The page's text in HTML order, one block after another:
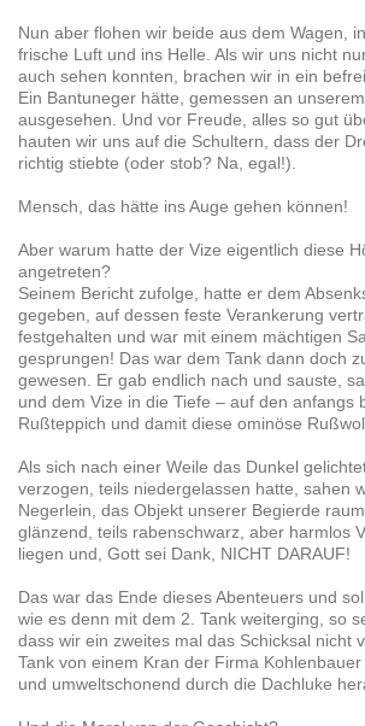
Nun aber flohen wir beide aus dem Wagen,
frische Luft und ins Helle. Als wir uns nicht
auch sehen konnten, brachen wir in ein
Ein Bantuneger hätte, gemessen an
ausgesehen. Und vor Freude, alles so gut
hauten wir uns auf die Schultern, dass der
richtig stiebte (oder stob? Na, egal!).
Mensch, das hätte ins Auge gehen können!
Aber warum hatte der Vize eigentlich diese
angetreten?
Seinem Bericht zufolge, hatte er dem
gegeben, auf dessen feste Verankerung
festgehalten und war mit einem mächtigen
gesprungen! Das war dem Tank dann doch
gewesen. Er gab endlich nach und sauste,
und dem Vize in die Tiefe – auf den anfangs
Rußteppich und damit diese ominöse
Als sich nach einer Weile das Dunkel
verzogen, teils niedergelassen hatte, sahen
Negerlein, das Objekt unserer Begierde
glänzend, teils rabenschwarz, aber harmlos
liegen und, Gott sei Dank, NICHT DARAUF!
Das war das Ende dieses Abenteuers und
wie es denn mit dem 2. Tank weiterging, so
dass wir ein zweites mal das Schicksal nicht
Tank von einem Kran der Firma
und umweltschonend durch die Dachluke